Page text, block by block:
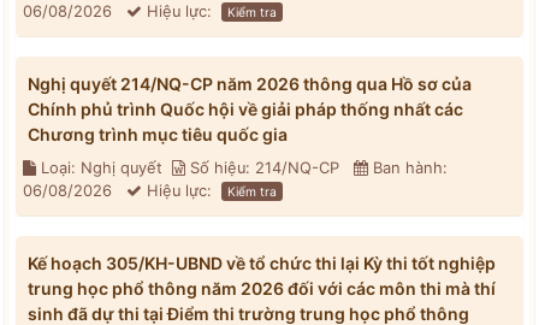
06/08/2026
Hiệu lực: Kiểm tra
Nghị quyết 214/NQ-CP năm 2026 thông qua Hồ sơ của
Chính phủ trình Quốc hội về giải pháp thống nhất các
Chương trình mục tiêu quốc gia
Loại: Nghị quyết Số hiệu: 214/NQ-CP
Ban hành:
06/08/2026
Hiệu lực: Kiểm tra
Kế hoạch 305/KH-UBND về tổ chức thi lại Kỳ thi tốt nghiệp
trung học phổ thông năm 2026 đối với các môn thi mà thí
sinh đã dự thi tại Điểm thi trường trung học phổ thông